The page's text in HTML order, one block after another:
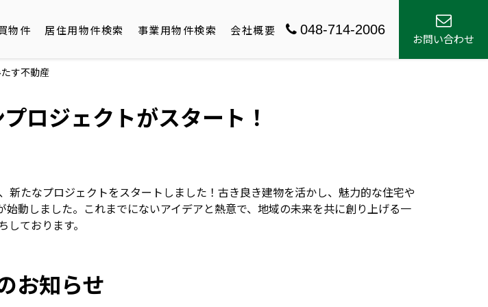
物件 居住用物件検索 事業用物件検索 会社概要 048-714-2006
お問い合わせ
す不動産
ロジェクトがスタート！
たなプロジェクトをスタートしました！古き良き建物を活かし、魅力的な住宅や
動しました。これまでにないアイデアと熱意で、地域の未来を共に創り上げる一
ております。
お知らせ